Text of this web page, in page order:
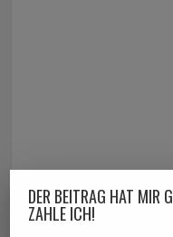
DER BEITRAG HAT MIR
ZAHLE ICH!